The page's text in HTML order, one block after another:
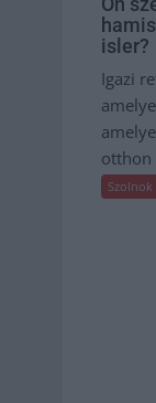
isler?
Igazi
otthon
Szolnok